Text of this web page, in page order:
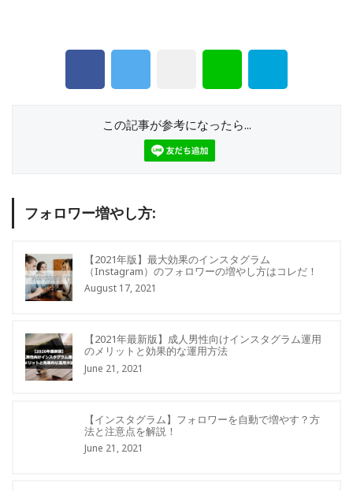
この記事が参考になったら...
フォロワー増やし方:
【2021年版】最大効果のインスタグラム
（Instagram）のフォロワーの増やし方はコレだ！
August 17, 2021
【2021年最新版】成人男性向けインスタグラム運用
のメリットと効果的な運用方法
June 21, 2021
【インスタグラム】フォロワーを自動で増やす？方
法と注意点を解説！
June 21, 2021